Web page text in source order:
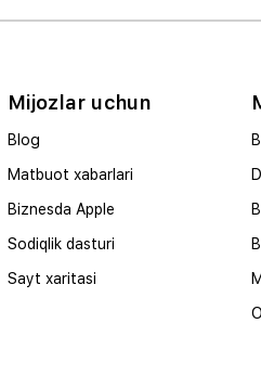
Mijozlar uchun
Blog
Matbuot xabarlari
Biznesda Apple
Sodiqlik dasturi
Sayt xaritasi